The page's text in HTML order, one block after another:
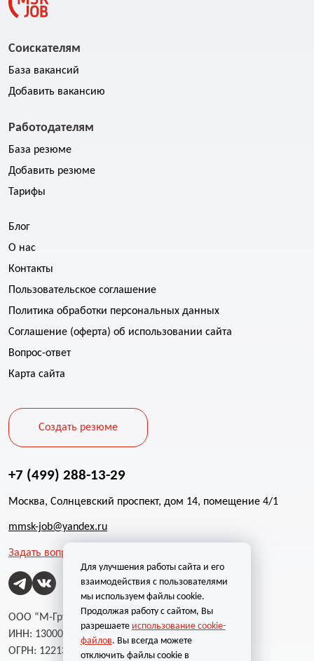
Соискателям
База вакансий
Добавить вакансию
Работодателям
База резюме
Добавить резюме
Тарифы
Блог
О нас
Контакты
Пользовательское соглашение
Политика обработки персональных данных
Соглашение (оферта) об использовании сайта
Вопрос-ответ
Карта сайта
Создать резюме
+7 (499) 288-13-29
Москва, Солнцевский проспект, дом 14, помещение 4/1
mmsk-job@yandex.ru
Задать вопрос
ООО “М-Групп”
ИНН: 1300002787
ОГРН: 1221300004232
Для улучшения работы сайта и его
взаимодействия с пользователями
мы используем файлы cookie.
Продолжая работу с сайтом, Вы
разрешаете использование cookie-
файлов. Вы всегда можете
отключить файлы cookie в